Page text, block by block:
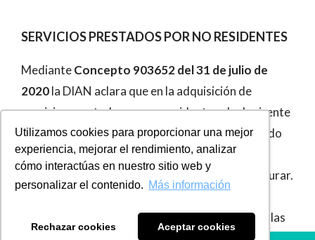
Utilizamos cookies para proporcionar una mejor
experiencia, mejorar el rendimiento, analizar
cómo interactúas en nuestro sitio web y
personalizar el contenido. Más información
Rechazar cookies Aceptar cookies
SERVICIOS PRESTADOS POR NO RESIDENTES
MedianteConcepto 903652 del 31 de julio de
2020la DIAN aclara que en la adquisición de
servicios prestados por no residentes el adquirente
debe emitir el documento equivalente establecido
en elDecreto 358 de 2020, por tratarse de
operaciones celebradas con no obligados a facturar.
equivalente es el soporte idóneo para acreditar las